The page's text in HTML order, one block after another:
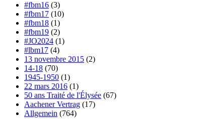
#fbm16 (3)
#fbm17 (10)
#fbm18 (1)
#fbm19 (2)
#JO2024 (1)
#lbm17 (4)
13 novembre 2015 (2)
14-18 (70)
1945-1950 (1)
22 mars 2016 (1)
50 ans Traité de l'Élysée (67)
Aachener Vertrag (17)
Allgemein (764)